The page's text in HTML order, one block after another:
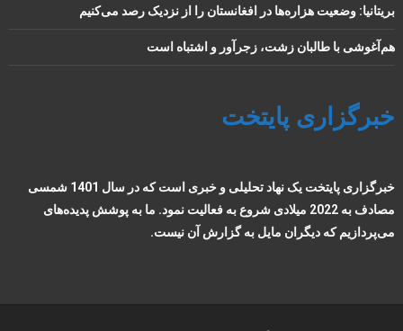
بریتانیا: وضعیت هزاره‌ها در افغانستان را از نزدیک رصد می‌کنیم
هم‌آغوشی با طالبان زشت، زجرآور و اشتباه است
خبرگزاری پایتخت
خبرگزاری پایتخت یک نهاد تحلیلی و خبری است که در سال 1401 شمسی
مصادف به 2022 میلادی شروع به فعالیت نمود. ما به پوشش پدیده‌های
می‌پردازیم که دیگران مایل به گزارش آن نیست.